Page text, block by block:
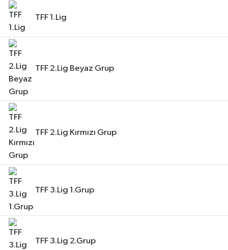
TFF 1.Lig
TFF 2.Lig Beyaz Grup
TFF 2.Lig Kırmızı Grup
TFF 3.Lig 1.Grup
TFF 3.Lig 2.Grup